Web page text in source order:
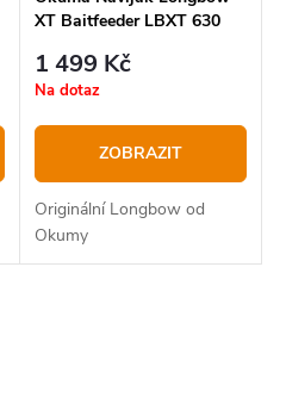
XT Baitfeeder LBXT 630
1 499 Kč
Na dotaz
ZOBRAZIT
Originální Longbow od
Okumy